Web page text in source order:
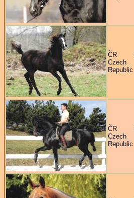
ČR
Czech
Republic
ČR
Czech
Republic